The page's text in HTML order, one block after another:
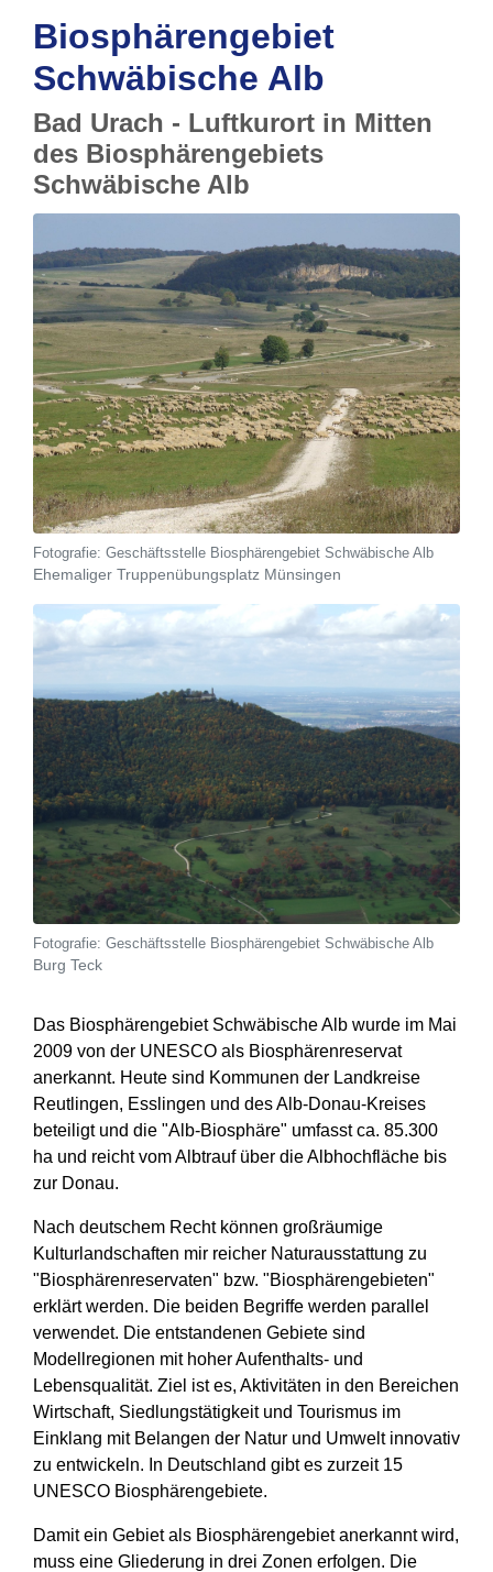
Biosphärengebiet
Schwäbische Alb
Bad Urach - Luftkurort in Mitten
des Biosphärengebiets
Schwäbische Alb
Geschäftsstelle Biosphärengebiet Schwäbische Alb
Ehemaliger Truppenübungsplatz Münsingen
Geschäftsstelle Biosphärengebiet Schwäbische Alb
Burg Teck
Das Biosphärengebiet Schwäbische Alb wurde im Mai
2009 von der UNESCO als Biosphärenreservat
anerkannt. Heute sind Kommunen der Landkreise
Reutlingen, Esslingen und des Alb-Donau-Kreises
beteiligt und die "Alb-Biosphäre" umfasst ca. 85.300
ha und reicht vom Albtrauf über die Albhochfläche bis
zur Donau.
Nach deutschem Recht können großräumige
Kulturlandschaften mir reicher Naturausstattung zu
"Biosphärenreservaten" bzw. "Biosphärengebieten"
erklärt werden. Die beiden Begriffe werden parallel
verwendet. Die entstandenen Gebiete sind
Modellregionen mit hoher Aufenthalts- und
Lebensqualität. Ziel ist es, Aktivitäten in den Bereichen
Wirtschaft, Siedlungstätigkeit und Tourismus im
Einklang mit Belangen der Natur und Umwelt innovativ
zu entwickeln. In Deutschland gibt es zurzeit 15
UNESCO Biosphärengebiete.
Damit ein Gebiet als Biosphärengebiet anerkannt wird,
muss eine Gliederung in drei Zonen erfolgen. Die